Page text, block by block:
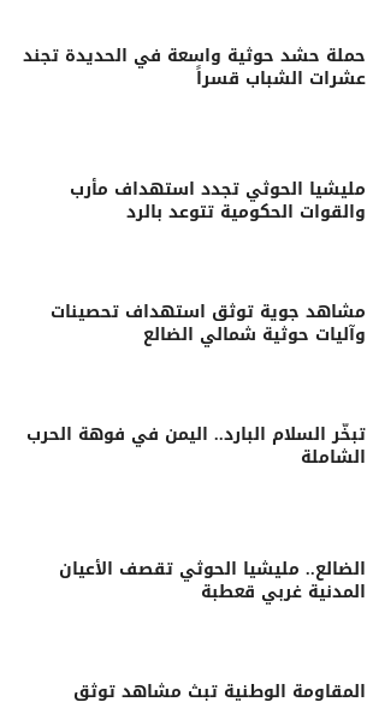
حملة حشد حوثية واسعة في الحديدة تجند
عشرات الشباب قسراً
مليشيا الحوثي تجدد استهداف مأرب
والقوات الحكومية تتوعد بالرد
مشاهد جوية توثق استهداف تحصينات
وآليات حوثية شمالي الضالع
تبخّر السلام البارد.. اليمن في فوهة الحرب
الشاملة
الضالع.. مليشيا الحوثي تقصف الأعيان
المدنية غربي قعطبة
المقاومة الوطنية تبث مشاهد توثق